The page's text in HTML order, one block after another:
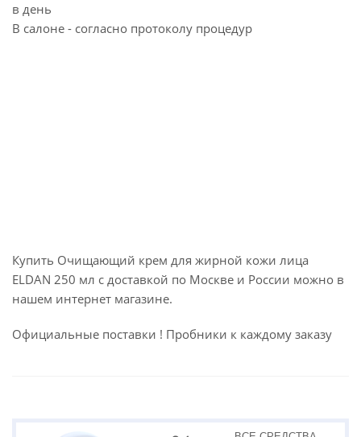
в день
В салоне - согласно протоколу процедур
Купить Очищающий крем для жирной кожи лица
ELDAN 250 мл с доставкой по Москве и России можно в
нашем интернет магазине.
Официальные поставки ! Пробники к каждому заказу